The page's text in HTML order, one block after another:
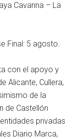
Cavanna – La
Final: 5 agosto.
con el apoyo y
Alicante, Cullera,
de la
de Castellón
privadas
Diario Marca,